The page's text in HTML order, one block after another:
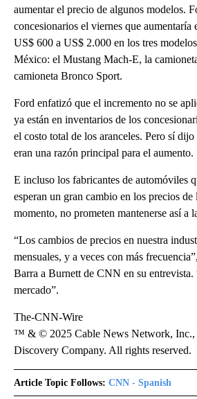
aumentar el precio de algunos modelos.
concesionarios el viernes que aumentaría
US$ 600 a US$ 2.000 en los tres
México: el Mustang Mach-E, la
camioneta Bronco Sport.
Ford enfatizó que el incremento no se
ya están en inventarios de los
el costo total de los aranceles. Pero sí dijo
eran una razón principal para el aumento.
E incluso los fabricantes de automóviles
esperan un gran cambio en los precios de
momento, no prometen mantenerse así a
“Los cambios de precios en nuestra
mensuales, y a veces con más
Barra a Burnett de CNN en su entrevista.
mercado”.
The-CNN-Wire
™ & © 2025 Cable News Network, Inc.,
Discovery Company. All rights reserved.
Article Topic Follows: CNN - Spanish